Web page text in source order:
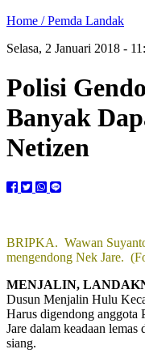
Home /Pemda Landak
Selasa, 2 Januari 2018 -
Polisi
Banyak
Netizen
BRIPKA. Wawan
mengendong Nek Jare.
MENJALIN,
Dusun Menjalin Hulu
Harus digendong
Jare dalam keadaan
siang.